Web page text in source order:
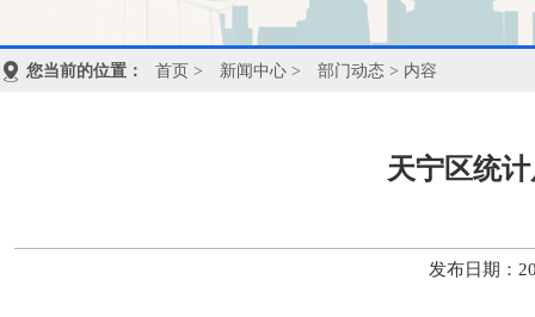
您当前的位置： 首页 > 新闻中心 > 部门动态 > 内容
天宁区统
发布日期：